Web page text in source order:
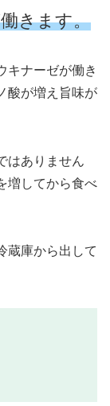
きます。
キナーゼが働き
酸が増え旨味が
はありません
増してから食べ
蔵庫から出して